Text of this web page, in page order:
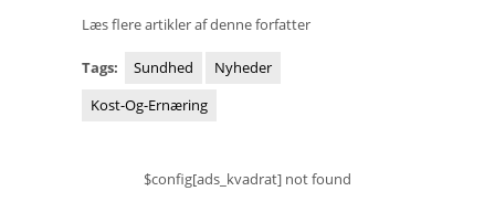
Læs flere artikler af denne forfatter
Tags: Sundhed
Nyheder
Kost-Og-Ernæring
$config[ads_kvadrat] not found